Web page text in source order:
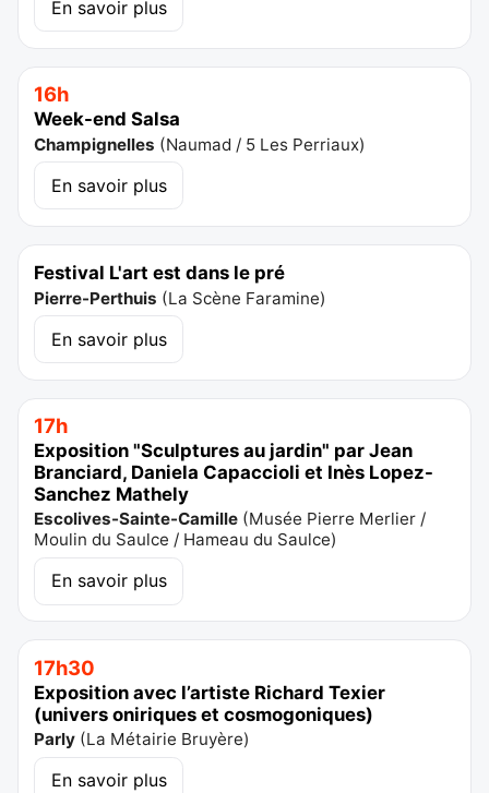
En savoir plus
16h
Week-end Salsa
Champignelles (Naumad / 5 Les Perriaux)
En savoir plus
Festival L'art est dans le pré
Pierre-Perthuis (La Scène Faramine)
En savoir plus
17h
Exposition "Sculptures au jardin" par Jean
Branciard, Daniela Capaccioli et Inès Lopez-
Sanchez Mathely
Escolives-Sainte-Camille (Musée Pierre Merlier /
Moulin du Saulce / Hameau du Saulce)
En savoir plus
17h30
Exposition avec l’artiste Richard Texier
(univers oniriques et cosmogoniques)
Parly (La Métairie Bruyère)
En savoir plus